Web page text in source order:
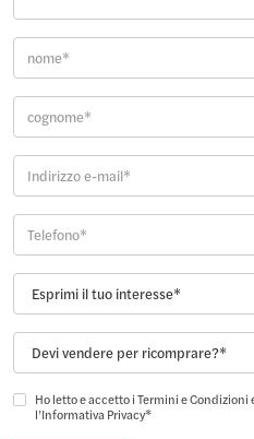
Ho letto e accetto iTermini e Condizioni
l’Informativa Privacy*